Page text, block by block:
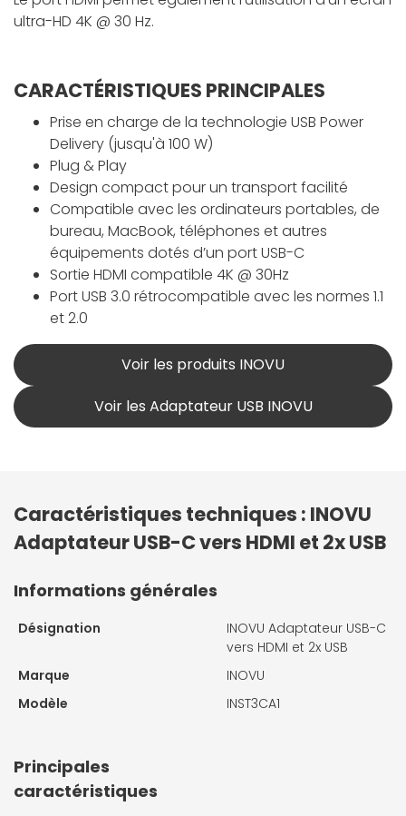
ultra-HD 4K @ 30 Hz.
CARACTÉRISTIQUES PRINCIPALES
Prise en charge de la technologie USB Power
Delivery (jusqu'à 100 W)
Plug & Play
Design compact pour un transport facilité
Compatible avec les ordinateurs portables, de
bureau, MacBook, téléphones et autres
équipements dotés d’un port USB-C
Sortie HDMI compatible 4K @ 30Hz
Port USB 3.0 rétrocompatible avec les normes 1.1
et 2.0
Voir les produits INOVU
Voir les Adaptateur USB INOVU
Caractéristiques techniques : INOVU
Adaptateur USB-C vers HDMI et 2x USB
Informations générales
Désignation
INOVU Adaptateur USB-C
vers HDMI et 2x USB
Marque
INOVU
Modèle
INST3CA1
Principales
caractéristiques